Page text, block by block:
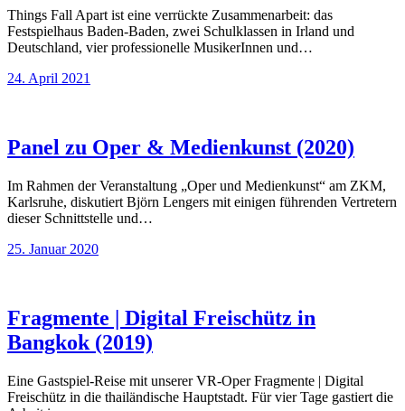
Things Fall Apart ist eine verrückte Zusammenarbeit: das
Festspielhaus Baden-Baden, zwei Schulklassen in Irland und
Deutschland, vier professionelle MusikerInnen und…
24. April 2021
Panel zu Oper & Medienkunst (2020)
Im Rahmen der Veranstaltung „Oper und Medienkunst“ am ZKM,
Karlsruhe, diskutiert Björn Lengers mit einigen führenden Vertretern
dieser Schnittstelle und…
25. Januar 2020
Fragmente | Digital Freischütz in
Bangkok (2019)
Eine Gastspiel-Reise mit unserer VR-Oper Fragmente | Digital
Freischütz in die thailändische Hauptstadt. Für vier Tage gastiert die